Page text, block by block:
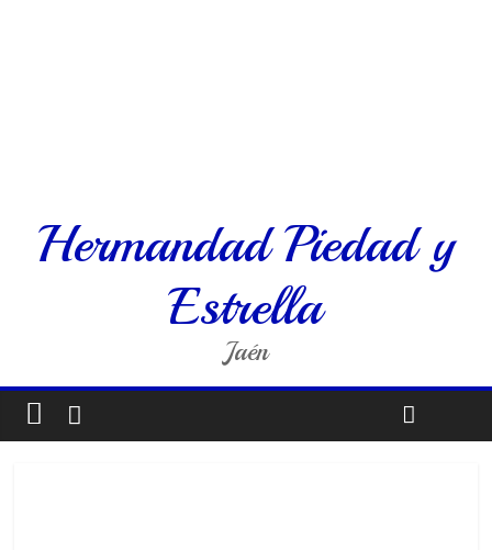
Hermandad Piedad y
Estrella
Jaén